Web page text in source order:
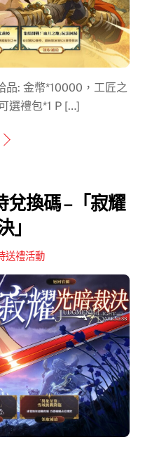
品: 金幣*10000，工匠之
選禮包*1 P […]
兌換碼 –「寂耀
」
送禮活動